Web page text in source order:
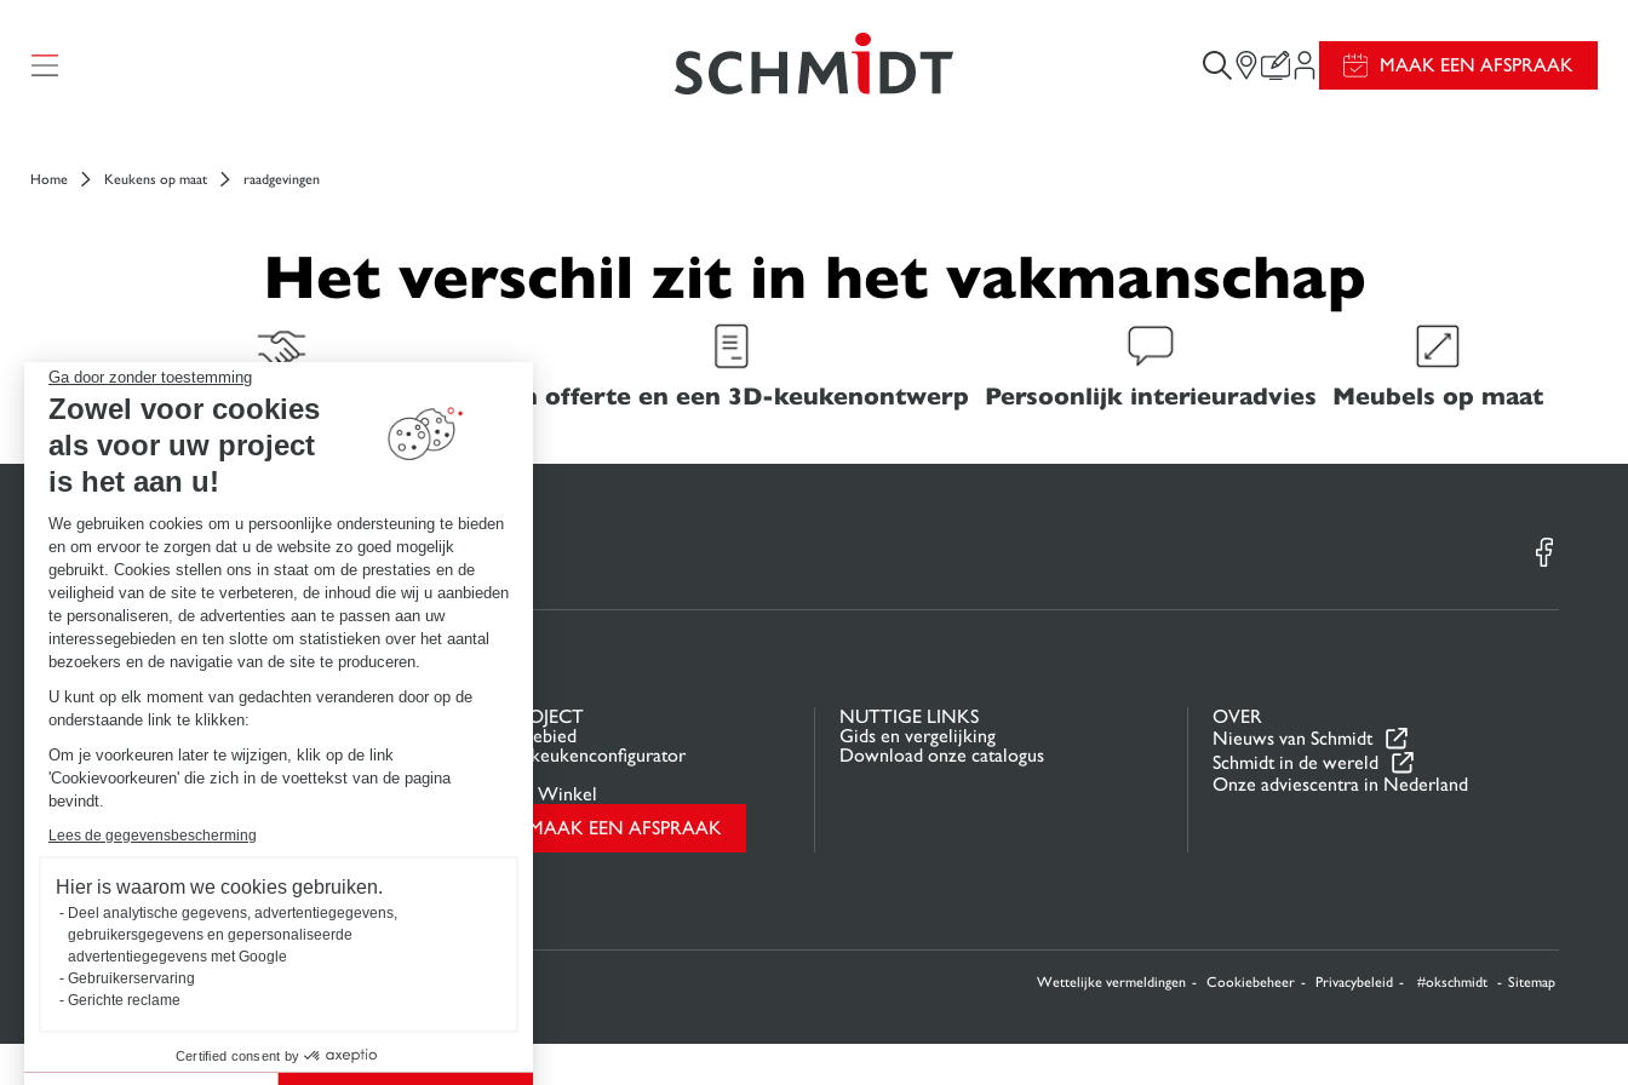
Ga door zonder toestemming
Zowel voor cookies
als voor uw project
is het aan u!
We gebruiken cookies om u persoonlijke ondersteuning te bieden
en om ervoor te zorgen dat u de website zo goed mogelijk
gebruikt. Cookies stellen ons in staat om de prestaties en de
veiligheid van de site te verbeteren, de inhoud die wij u aanbieden
te personaliseren, de advertenties aan te passen aan uw
interessegebieden en ten slotte om statistieken over het aantal
bezoekers en de navigatie van de site te produceren.
U kunt op elk moment van gedachten veranderen door op de
onderstaande link te klikken:
Om je voorkeuren later te wijzigen, klik op de link
'Cookievoorkeuren' die zich in de voettekst van de pagina
bevindt.
Lees de gegevensbescherming
Hier is waarom we cookies gebruiken.
Deel analytische gegevens, advertentiegegevens,
gebruikersgegevens en gepersonaliseerde
advertentiegegevens met Google
Gebruikerservaring
Gerichte reclame
Certified consent by
MAAK EEN AFSPRAAK
Home Keukens op maat raadgevingen
Het verschil zit in het vakmanschap
Garanties voor uitmuntendheid Een offerte en een 3D-keukenontwerp Persoonlijk interieuradvies Meubels op maat
ONTDEK HET UNIVERSUM VAN
Keukens op maat
Badkamers op maat
UW PROJECT
Projectgebied
Uw 3D-keukenconfigurator
Vind uw Winkel
MAAK EEN AFSPRAAK
NUTTIGE LINKS
Gids en vergelijking
Download onze catalogus
OVER
Nieuws van Schmidt
Schmidt in de wereld
Onze adviescentra in Nederland
2026 © SCHMIDT Groupe Wettelijke vermeldingen Cookiebeheer Privacybeleid #okschmidt Sitemap